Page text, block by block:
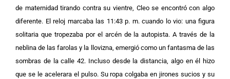
de maternidad tirando contra su vientre, Cleo se encontró con algo
diferente. El reloj marcaba las 11:43 p. m. cuando lo vio: una figura
solitaria que tropezaba por el arcén de la autopista.A través de la
neblina de las farolas y la llovizna, emergió como un fantasma de las
sombras de la calle 42. Incluso desde la distancia, algo en él hizo
que se le acelerara el pulso. Su ropa colgaba en jirones sucios y su